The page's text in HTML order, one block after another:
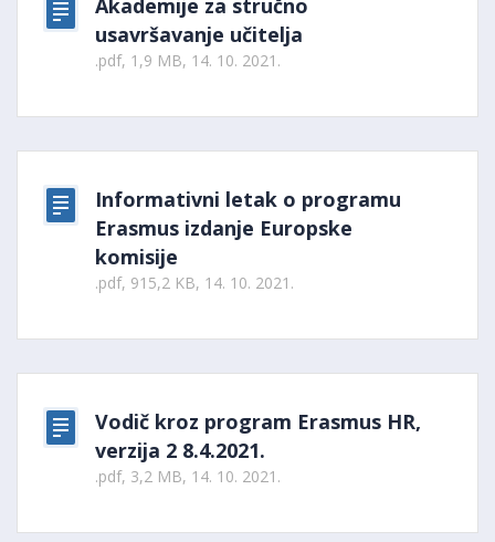
Akademije za stručno
usavršavanje učitelja
.pdf, 1,9 MB, 14. 10. 2021.
Informativni letak o programu
Erasmus izdanje Europske
komisije
.pdf, 915,2 KB, 14. 10. 2021.
Vodič kroz program Erasmus HR,
verzija 2 8.4.2021.
.pdf, 3,2 MB, 14. 10. 2021.